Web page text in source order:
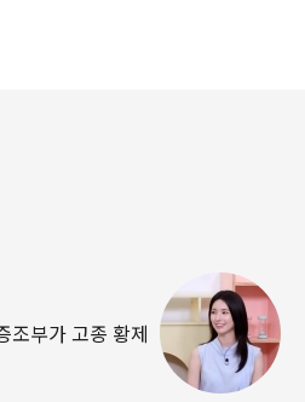
부가 고종 황제